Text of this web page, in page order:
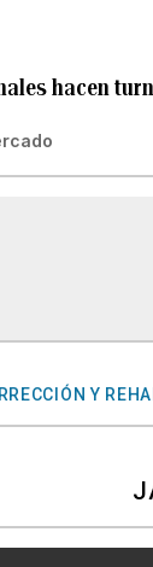
hacen
Y